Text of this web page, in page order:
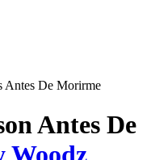
Antes De Morirme
Antes De